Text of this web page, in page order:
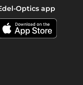
Optics app